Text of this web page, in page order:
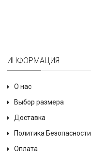
ИНФОРМАЦИЯ
О нас
Выбор размера
Доставка
Политика Безопасности
Оплата